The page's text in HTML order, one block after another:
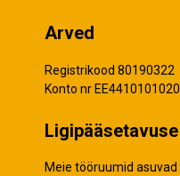
Arved
Registrikood 80190322
Konto nr
Meie tööruumid